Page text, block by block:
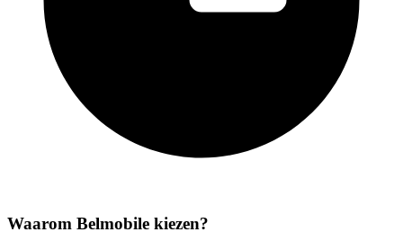
Waarom Belmobile kiezen?